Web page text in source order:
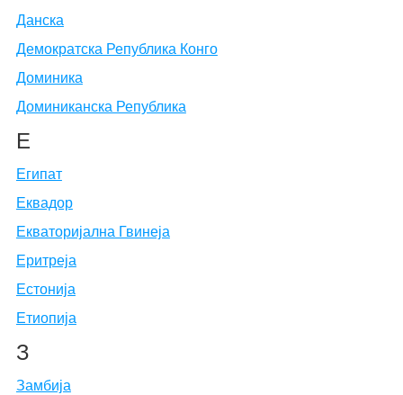
Данска
Демократска Република Конго
Доминика
Доминиканска Република
Е
Египат
Еквадор
Екваторијална Гвинеја
Еритреја
Естонија
Етиопија
З
Замбија